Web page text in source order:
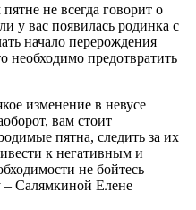
не всегда говорит о
у вас появилась родинка с
начало перерождения
необходимо предотвратить
изменение в невусе
вам стоит
пятна, следить за их
к негативным и
не бойтесь
– Салямкиной Елене